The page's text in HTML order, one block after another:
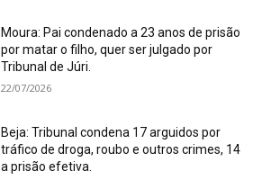
Moura: Pai condenado a 23 anos de prisão
por matar o filho, quer ser julgado por
Tribunal de Júri.
22/07/2026
Beja: Tribunal condena 17 arguidos por
tráfico de droga, roubo e outros crimes, 14
a prisão efetiva.